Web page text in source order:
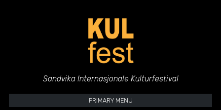
Sandvika Internasjonale Kulturfestival
PRIMARY MENU